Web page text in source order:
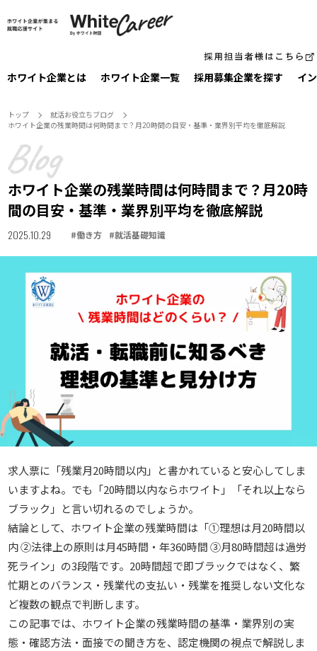
ホワイト企業とは ホワイト企業一覧 採⽤募集企業を探す イ
トップ
就活お役⽴ちブログ
ホワイト企業の残業時間は何時間まで？月20時間の目安・基準・業界別平均を徹底解説
ホワイト企業の残業時間は何時間まで？月20時
間の目安・基準・業界別平均を徹底解説
2025.10.29 #働き方 #就活基礎知識
求人票に「残業月20時間以内」と書かれていると安心してしま
いますよね。でも「20時間以内ならホワイト」「それ以上なら
ブラック」と言い切れるのでしょうか。
結論として、ホワイト企業の残業時間は「①理想は月20時間以
内 ②法律上の原則は月45時間・年360時間 ③月80時間超は過労
死ライン」の3段階です。20時間超で即ブラックではなく、繁
忙期とのバランス・残業代の支払い・残業を推奨しない文化な
ど複数の観点で判断します。
この記事では、ホワイト企業の残業時間の基準・業界別の実
態・確認方法・面接での聞き方を、認定機関の視点で解説しま